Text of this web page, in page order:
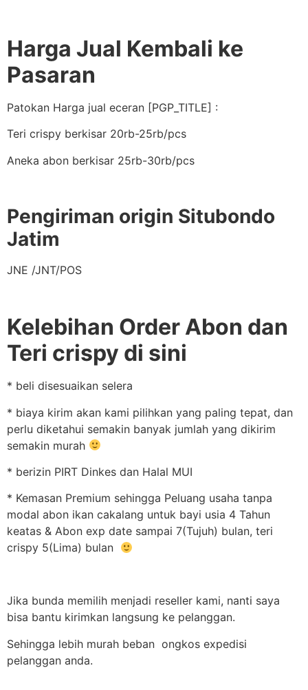
Harga Jual Kembali ke
Pasaran
Patokan Harga jual eceran [PGP_TITLE] :
Teri crispy berkisar 20rb-25rb/pcs
Aneka abon berkisar 25rb-30rb/pcs
Pengiriman origin Situbondo
Jatim
JNE /JNT/POS
Kelebihan Order Abon dan
Teri crispy di sini
* beli disesuaikan selera
* biaya kirim akan kami pilihkan yang paling tepat, dan
perlu diketahui semakin banyak jumlah yang dikirim
semakin murah
* berizin PIRT Dinkes dan Halal MUI
* Kemasan Premium sehingga Peluang usaha tanpa
modal abon ikan cakalang untuk bayi usia 4 Tahun
keatas & Abon exp date sampai 7(Tujuh) bulan, teri
crispy 5(Lima) bulan
Jika bunda memilih menjadi reseller kami, nanti saya
bisa bantu kirimkan langsung ke pelanggan.
Sehingga lebih murah beban ongkos expedisi
pelanggan anda.